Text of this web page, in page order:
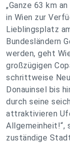
„Ganze 63 km
in Wien zur
Lieblingsplatz
Bundesländern
werden, geht
großzügigen
schrittweise
Donauinsel bis
durch seine
attraktivieren
Allgemeinheit!“,
zuständige